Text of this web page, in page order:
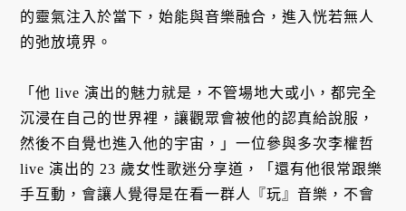
的靈氣注入於當下，始能與音樂融合，進入恍若無人
的弛放境界。
「他 live 演出的魅力就是，不管場地大或小，都完全
沉浸在自己的世界裡，讓觀眾會被他的認真給說服，
然後不自覺也進入他的宇宙，」一位參與多次李權哲
live 演出的 23 歲女性歌迷分享道，「還有他很常跟樂
手互動，會讓人覺得是在看一群人『玩』音樂，不會